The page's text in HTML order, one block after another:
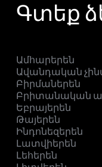
Գտեք
Ամհարերեն
Ավանդական
Բիրմաներեն
Բրիտանական
Եբրայերեն
Թայերեն
Ինդոնեզերեն
Լատվիերեն
Լեհերեն